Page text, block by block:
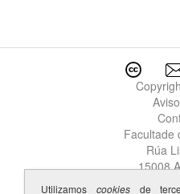
Facultade
Rúa
15008
Utilizamos cookiesde